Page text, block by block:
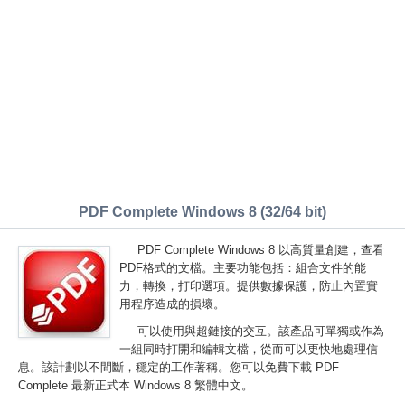
PDF Complete Windows 8 (32/64 bit)
PDF Complete Windows 8 以高質量創建，查看
PDF格式的文檔。主要功能包括：組合文件的能
力，轉換，打印選項。提供數據保護，防止內置實
用程序造成的損壞。
可以使用與超鏈接的交互。該產品可單獨或作為
一組同時打開和編輯文檔，從而可以更快地處理信
息。該計劃以不間斷，穩定的工作著稱。您可以免費下載 PDF
Complete 最新正式本 Windows 8 繁體中文。